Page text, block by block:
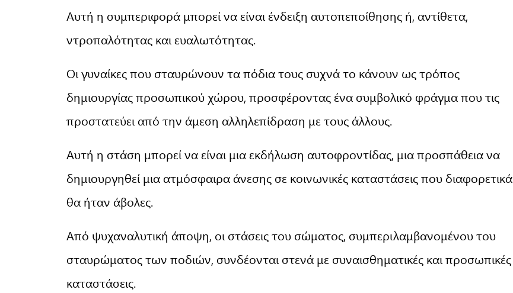
Αυτή η συμπεριφορά μπορεί να είναι ένδειξη αυτοπεποίθησης ή, αντίθετα,
ντροπαλότητας και ευαλωτότητας.
Οι γυναίκες που σταυρώνουν τα πόδια τους συχνά το κάνουν ως τρόπος
δημιουργίας προσωπικού χώρου, προσφέροντας ένα συμβολικό φράγμα που τις
προστατεύει από την άμεση αλληλεπίδραση με τους άλλους.
Αυτή η στάση μπορεί να είναι μια εκδήλωση αυτοφροντίδας, μια προσπάθεια να
δημιουργηθεί μια ατμόσφαιρα άνεσης σε κοινωνικές καταστάσεις που διαφορετικά
θα ήταν άβολες.
Από ψυχαναλυτική άποψη, οι στάσεις του σώματος, συμπεριλαμβανομένου του
σταυρώματος των ποδιών, συνδέονται στενά με συναισθηματικές και προσωπικές
καταστάσεις.